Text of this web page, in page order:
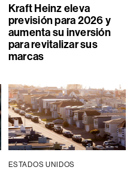
Kraft Heinz eleva
previsión para 2026 y
aumenta su inversión
para revitalizar sus
marcas
ESTADOS UNIDOS